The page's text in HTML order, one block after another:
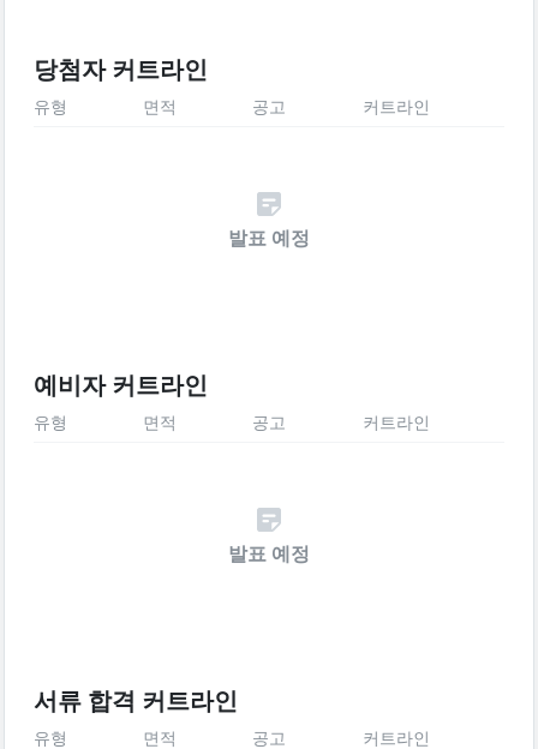
당첨자 커트라인
유형 면적 공고 커트라인
발표 예정
예비자 커트라인
유형 면적 공고 커트라인
발표 예정
서류 합격 커트라인
유형 면적 공고 커트라인